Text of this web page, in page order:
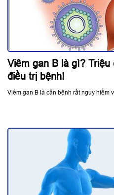
Viêm gan B là gì?
điều trị bệnh!
Viêm gan B là căn bệnh rất nguy hiểm